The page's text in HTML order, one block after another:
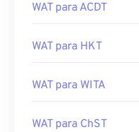
WAT para ACDT
WAT para HKT
WAT para WITA
WAT para ChST